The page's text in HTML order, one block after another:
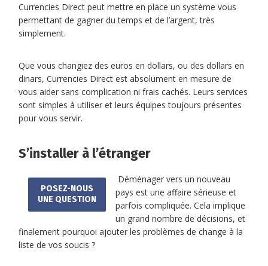
Currencies Direct peut mettre en place un système vous
permettant de gagner du temps et de l’argent, très
simplement.
Que vous changiez des euros en dollars, ou des dollars en
dinars, Currencies Direct est absolument en mesure de
vous aider sans complication ni frais cachés. Leurs services
sont simples à utiliser et leurs équipes toujours présentes
pour vous servir.
S’installer à l’étranger
POSEZ-NOUS
UNE QUESTION
Déménager vers un nouveau
pays est une affaire sérieuse et
parfois compliquée. Cela implique
un grand nombre de décisions, et
finalement pourquoi ajouter les problèmes de change à la
liste de vos soucis ?